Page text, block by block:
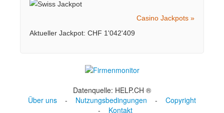
Casino Jackpots »
Aktueller Jackpot: CHF 1'042'409
Datenquelle: HELP.CH ®
Über uns - Nutzungsbedingungen - Copyright
- Kontakt